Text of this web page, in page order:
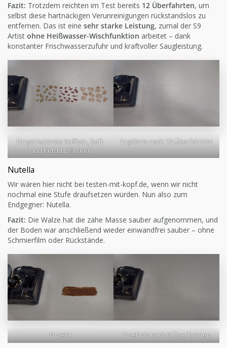
Fazit: Trotzdem reichten im Test bereits 12 Überfahrten, um
selbst diese hartnäckigen Verunreinigungen rückstandslos zu
entfernen. Das ist eine sehr starke Leistung, zumal der S9
Artist ohne Heißwasser-Wischfunktion arbeitet – dank
konstanter Frischwasserzufuhr und kraftvoller Saugleistung.
Eingetrocknete Kaffee-, Saft-
und Ketchupflecken
Ergebnis nach 12 Überfahrten
Nutella
Wir wären hier nicht bei testen-mit-kopf.de, wenn wir nicht
nochmal eine Stufe draufsetzen würden. Nun also zum
Endgegner: Nutella.
Fazit: Die Walze hat die zähe Masse sauber aufgenommen, und
der Boden war anschließend wieder einwandfrei sauber – ohne
Schmierfilm oder Rückstände.
Nutella Ergebnis nach 6 Überfahrten